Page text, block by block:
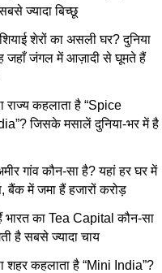
ज्यादा बिच्छू
शेरों का असली घर? दुनिया
जहाँ जंगल में आज़ादी से घूमते हैं
राज्य कहलाता है “Spice
जिसके मसालें दुनिया-भर में है
गांव कौन-सा है? यहां हर घर में
बैंक में जमा हैं हजारों करोड़
भारत का Tea Capital कौन-सा
है सबसे ज्यादा चाय
शहर कहलाता है “Mini India”?